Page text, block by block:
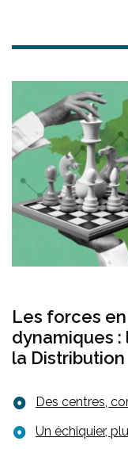
centres* est le
détermine
création de
acquisitions ou
création nette
de 0.
La plupart des
concentrent sur
Les forces
dynamiques
la Distribution
Des centres,
Un échiquier,